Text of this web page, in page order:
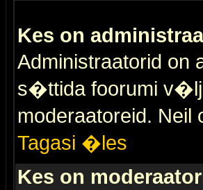
Kes on
Administraatorid
s�ttida foorumi
moderaatoreid.
Tagasi �les
Kes on